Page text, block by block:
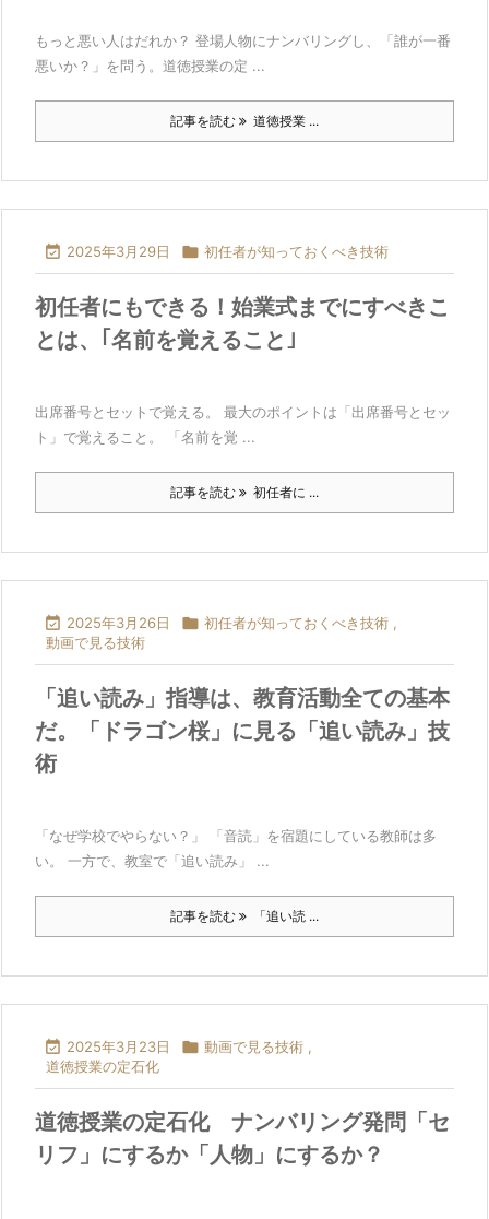
もっと悪い人はだれか？ 登場人物にナンバリングし、「誰が一番
悪いか？」を問う。道徳授業の定 ...
記事を読む 道徳授業 ...
 2025年3月29日  初任者が知っておくべき技術
初任者にもできる！始業式までにすべきこ
とは、｢名前を覚えること｣
出席番号とセットで覚える。 最大のポイントは「出席番号とセッ
ト」で覚えること。 「名前を覚 ...
記事を読む 初任者に ...
 2025年3月26日  初任者が知っておくべき技術 ,
動画で見る技術
「追い読み」指導は、教育活動全ての基本
だ。「ドラゴン桜」に見る「追い読み」技
術
「なぜ学校でやらない？」 「音読」を宿題にしている教師は多
い。 一方で、教室で「追い読み」 ...
記事を読む 「追い読 ...
 2025年3月23日  動画で見る技術 ,
道徳授業の定石化
道徳授業の定石化 ナンバリング発問「セ
リフ」にするか「人物」にするか？